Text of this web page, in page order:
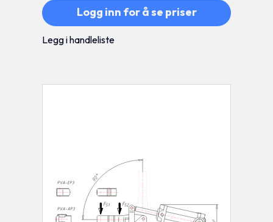
Logg inn for å se priser
Legg i handleliste